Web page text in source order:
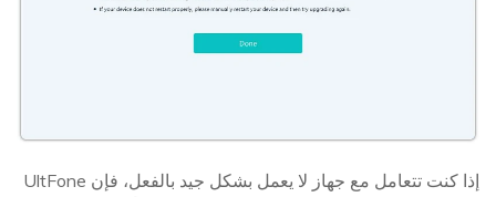
إذا كنت تتعامل مع جهاز لا يعمل بشكل جيد بالفعل، فإن UltFone